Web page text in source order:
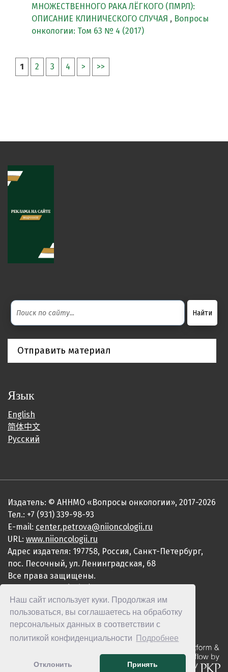
Наш сайт использует куки. Продолжая им
пользоваться, вы соглашаетесь на обработку
персональных данных в соответствии с
политикой конфиденциальности
Подробнее
Отклонить Принять
МНОЖЕСТВЕННОГО РАКА ЛЁГКОГО (ПМРЛ):
ОПИСАНИЕ КЛИНИЧЕСКОГО СЛУЧАЯ , Вопросы
онкологии: Том 63 № 4 (2017)
1 2 3 4 > >>
Отправить материал
Язык
English
简体中文
Русский
Издатель: © АННМО «Вопросы онкологии», 2017-2026
Тел.: +7 (931) 339-98-93
E-mail: center.petrova@niioncologii.ru
URL: www.niioncologii.ru
Адрес издателя: 197758, Россия, Санкт-Петербург,
пос. Песочный, ул. Ленинградская, 68
Все права защищены.
ISSN 2949-4915 (Online)